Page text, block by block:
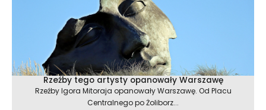
Rzeźby tego artysty opanowały Warszawę
Rzeźby Igora Mitoraja opanowały Warszawę. Od Placu
Centralnego po Żoliborz...